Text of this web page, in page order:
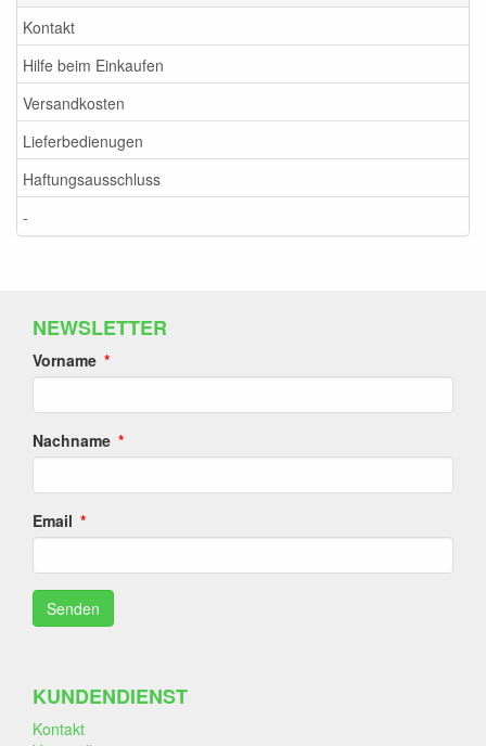
Kontakt
Hilfe beim Einkaufen
Versandkosten
Lieferbedienugen
Haftungsausschluss
-
NEWSLETTER
Vorname
Nachname
Email
KUNDENDIENST
Kontakt